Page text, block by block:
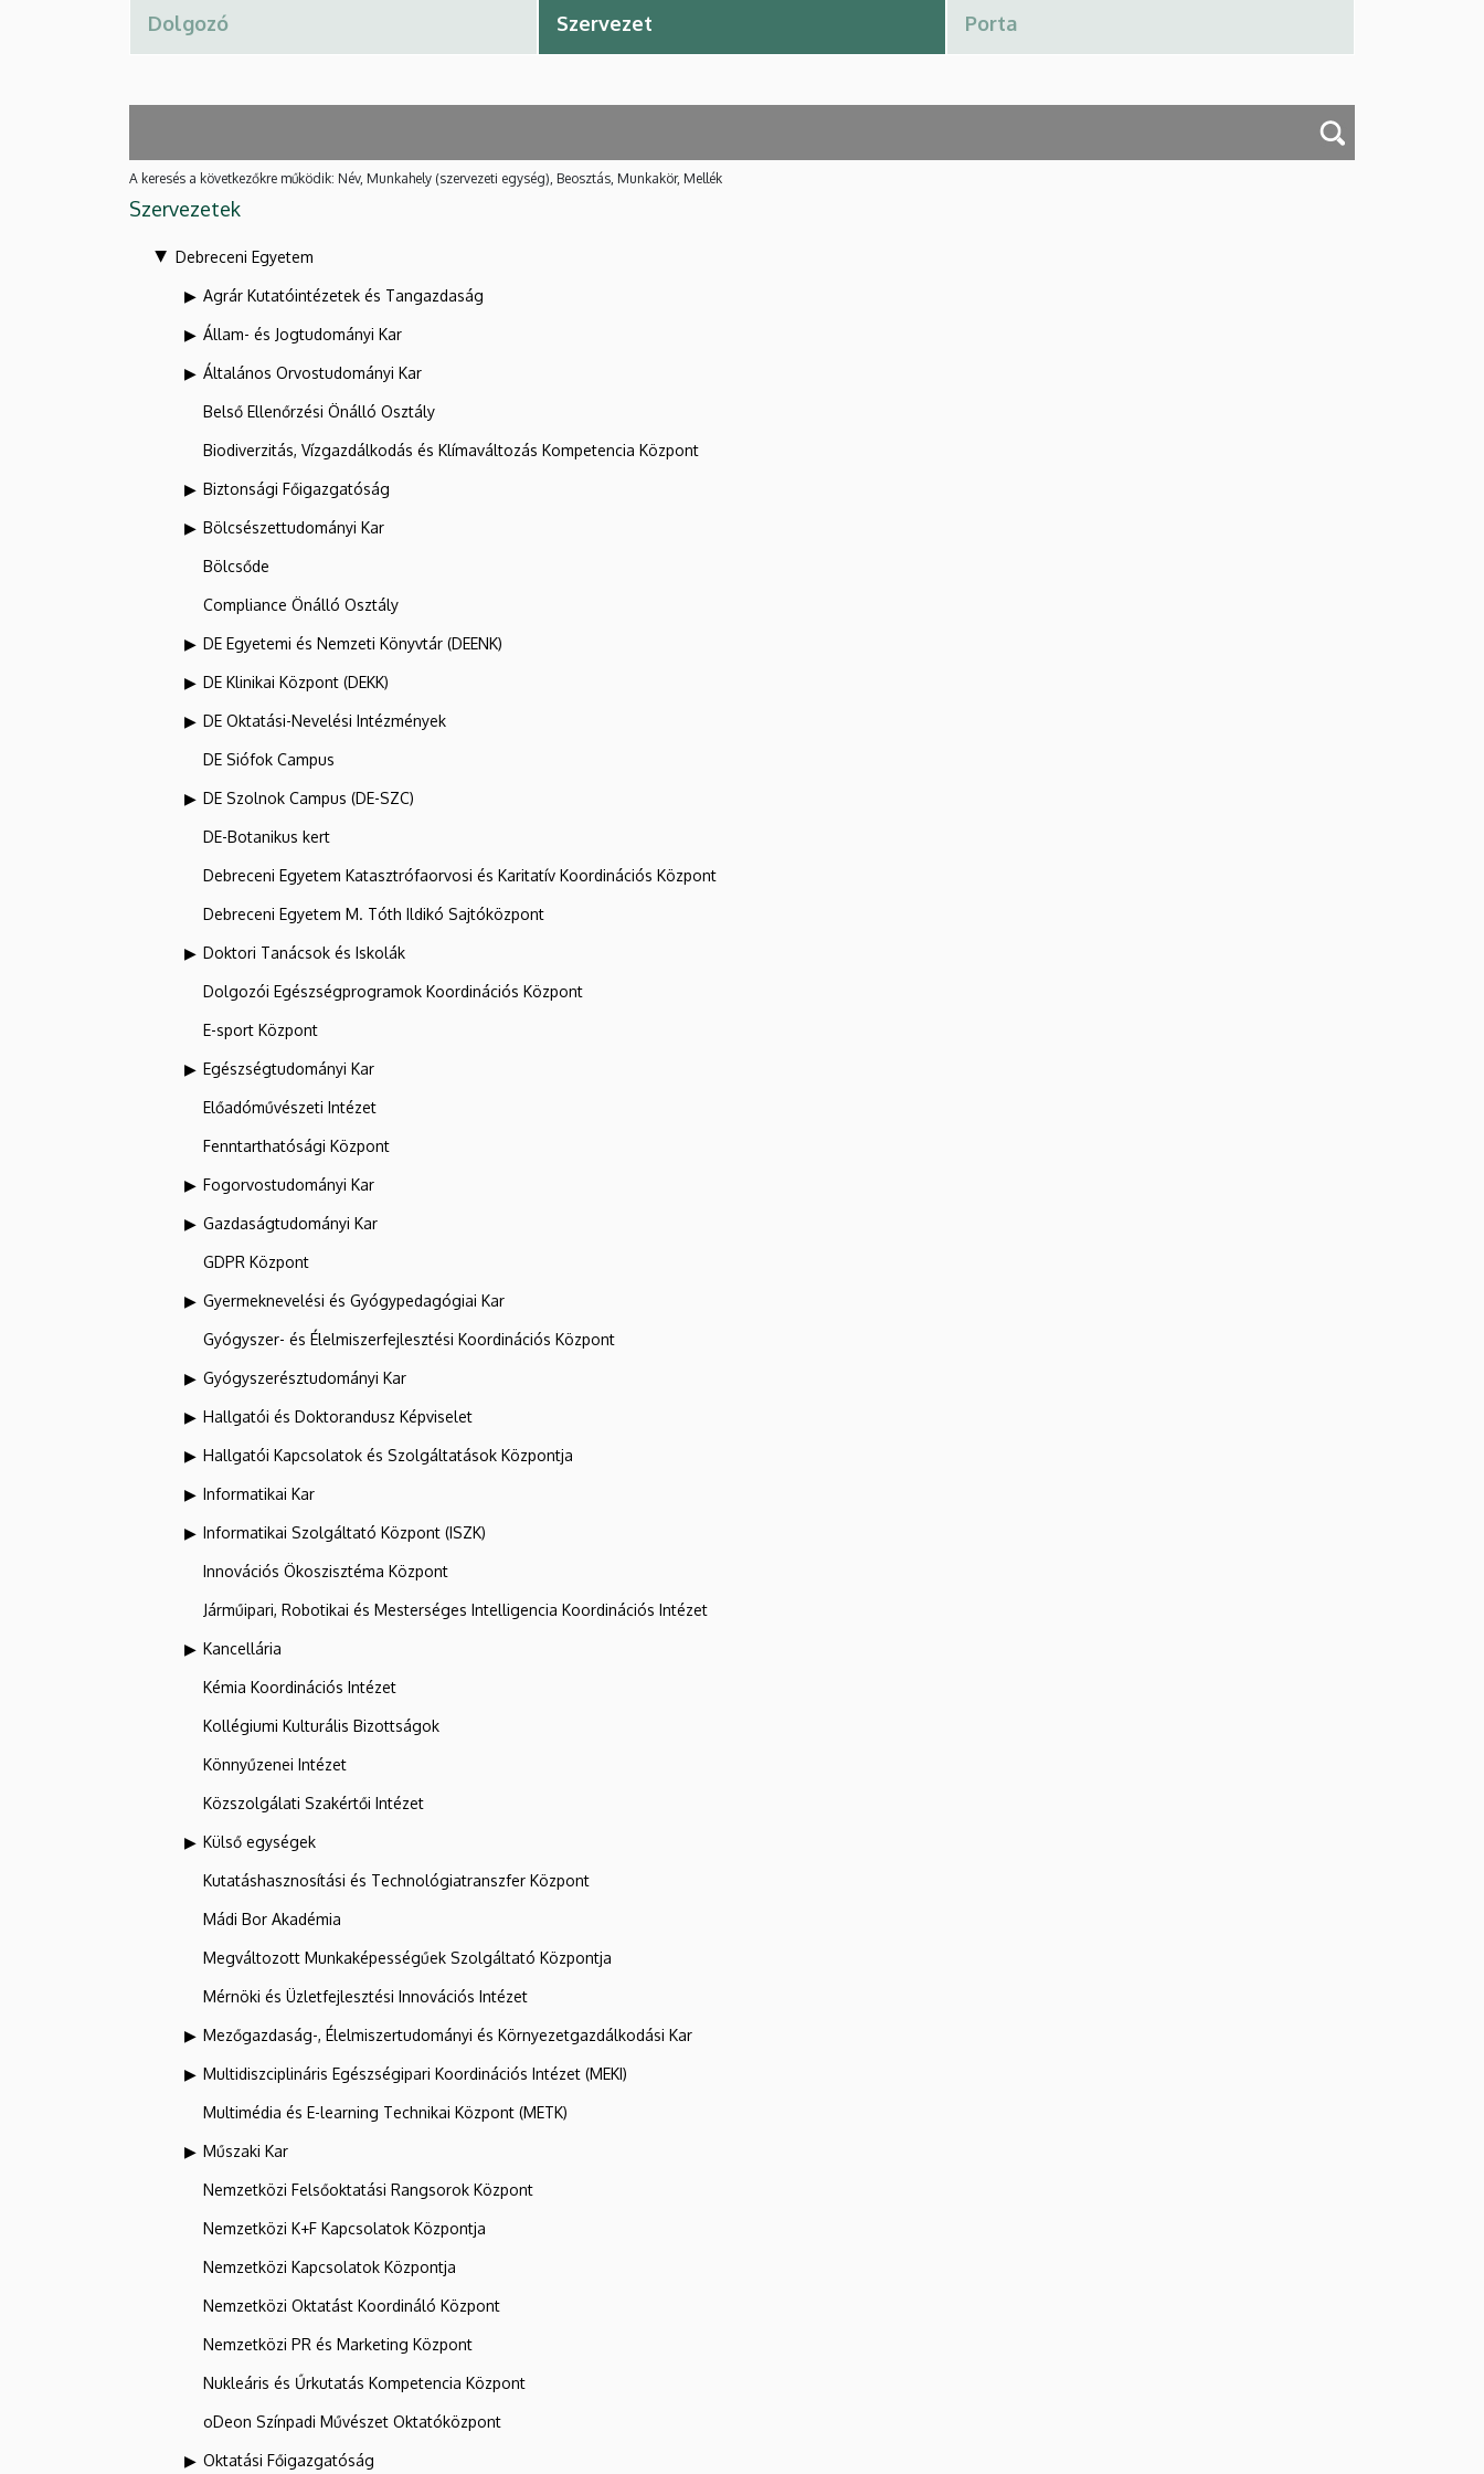
A keresés a következőkre működik: Név, Munkahely (szervezeti egység), Beosztás, Munkakör, Mellék
Szervezetek
Debreceni Egyetem
Agrár Kutatóintézetek és Tangazdaság
Állam- és Jogtudományi Kar
Általános Orvostudományi Kar
Belső Ellenőrzési Önálló Osztály
Biodiverzitás, Vízgazdálkodás és Klímaváltozás Kompetencia Központ
Biztonsági Főigazgatóság
Bölcsészettudományi Kar
Bölcsőde
Compliance Önálló Osztály
DE Egyetemi és Nemzeti Könyvtár (DEENK)
DE Klinikai Központ (DEKK)
DE Oktatási-Nevelési Intézmények
DE Siófok Campus
DE Szolnok Campus (DE-SZC)
DE-Botanikus kert
Debreceni Egyetem Katasztrófaorvosi és Karitatív Koordinációs Központ
Debreceni Egyetem M. Tóth Ildikó Sajtóközpont
Doktori Tanácsok és Iskolák
Dolgozói Egészségprogramok Koordinációs Központ
E-sport Központ
Egészségtudományi Kar
Előadóművészeti Intézet
Fenntarthatósági Központ
Fogorvostudományi Kar
Gazdaságtudományi Kar
GDPR Központ
Gyermeknevelési és Gyógypedagógiai Kar
Gyógyszer- és Élelmiszerfejlesztési Koordinációs Központ
Gyógyszerésztudományi Kar
Hallgatói és Doktorandusz Képviselet
Hallgatói Kapcsolatok és Szolgáltatások Központja
Informatikai Kar
Informatikai Szolgáltató Központ (ISZK)
Innovációs Ökoszisztéma Központ
Járműipari, Robotikai és Mesterséges Intelligencia Koordinációs Intézet
Kancellária
Kémia Koordinációs Intézet
Kollégiumi Kulturális Bizottságok
Könnyűzenei Intézet
Közszolgálati Szakértői Intézet
Külső egységek
Kutatáshasznosítási és Technológiatranszfer Központ
Mádi Bor Akadémia
Megváltozott Munkaképességűek Szolgáltató Központja
Mérnöki és Üzletfejlesztési Innovációs Intézet
Mezőgazdaság-, Élelmiszertudományi és Környezetgazdálkodási Kar
Multidiszciplináris Egészségipari Koordinációs Intézet (MEKI)
Multimédia és E-learning Technikai Központ (METK)
Műszaki Kar
Nemzetközi Felsőoktatási Rangsorok Központ
Nemzetközi K+F Kapcsolatok Központja
Nemzetközi Kapcsolatok Központja
Nemzetközi Oktatást Koordináló Központ
Nemzetközi PR és Marketing Központ
Nukleáris és Űrkutatás Kompetencia Központ
oDeon Színpadi Művészet Oktatóközpont
Oktatási Főigazgatóság